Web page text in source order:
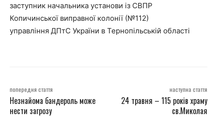
заступник начальника установи із СВПР
Копичинської виправної колонії (№112)
управління ДПтС України в Тернопільській області
попередня стаття
Незнайома бандероль може
нести загрозу
наступна стаття
24 травня – 115 років храму
св.Миколая